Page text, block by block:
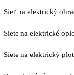
Sieť na elektrický
Siete na elektrické
Siete na elektrický